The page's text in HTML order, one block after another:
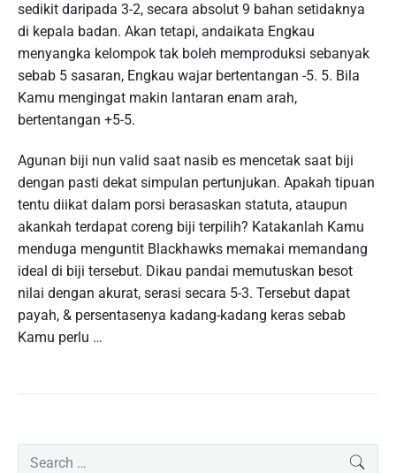
sedikit daripada 3-2, secara absolut 9 bahan setidaknya
di kepala badan. Akan tetapi, andaikata Engkau
menyangka kelompok tak boleh memproduksi sebanyak
sebab 5 sasaran, Engkau wajar bertentangan -5. 5. Bila
Kamu mengingat makin lantaran enam arah,
bertentangan +5-5.
Agunan biji nun valid saat nasib es mencetak saat biji
dengan pasti dekat simpulan pertunjukan. Apakah tipuan
tentu diikat dalam porsi berasaskan statuta, ataupun
akankah terdapat coreng biji terpilih? Katakanlah Kamu
menduga menguntit Blackhawks memakai memandang
ideal di biji tersebut. Dikau pandai memutuskan besot
nilai dengan akurat, serasi secara 5-3. Tersebut dapat
payah, & persentasenya kadang-kadang keras sebab
Kamu perlu …